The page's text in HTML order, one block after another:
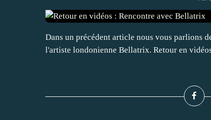
Dans un précédent article nous vous parlions
l'artiste londonienne Bellatrix. Retour en